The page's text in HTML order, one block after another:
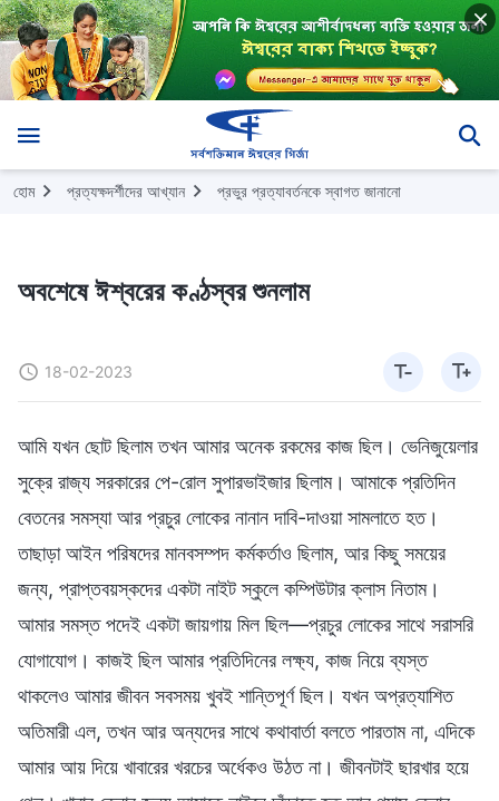
হোম প্রত্যক্ষদর্শীদের আখ্যান প্রভুর প্রত্যাবর্তনকে স্বাগত জানানো
অবশেষে ঈশ্বরের কণ্ঠস্বর শুনলাম
18-02-2023
আমি যখন ছোট ছিলাম তখন আমার অনেক রকমের কাজ ছিল। ভেনিজুয়েলার
সুক্রে রাজ্য সরকারের পে-রোল সুপারভাইজার ছিলাম। আমাকে প্রতিদিন
বেতনের সমস্যা আর প্রচুর লোকের নানান দাবি-দাওয়া সামলাতে হত।
তাছাড়া আইন পরিষদের মানবসম্পদ কর্মকর্তাও ছিলাম, আর কিছু সময়ের
জন্য, প্রাপ্তবয়স্কদের একটা নাইট স্কুলে কম্পিউটার ক্লাস নিতাম।
আমার সমস্ত পদেই একটা জায়গায় মিল ছিল—প্রচুর লোকের সাথে সরাসরি
যোগাযোগ। কাজই ছিল আমার প্রতিদিনের লক্ষ্য, কাজ নিয়ে ব্যস্ত
থাকলেও আমার জীবন সবসময় খুবই শান্তিপূর্ণ ছিল। যখন অপ্রত্যাশিত
অতিমারী এল, তখন আর অন্যদের সাথে কথাবার্তা বলতে পারতাম না, এদিকে
আমার আয় দিয়ে খাবারের খরচের অর্ধেকও উঠত না। জীবনটাই ছারখার হয়ে